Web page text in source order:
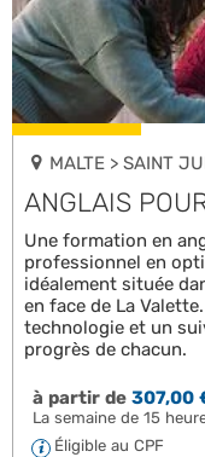
MALTE > SAINT
ANGLAIS
Une formation en
professionnel en
idéalement située
en face de La
technologie et un
progrès de chacun.
à partir de307,00
La semaine de 15
Éligible au CPF